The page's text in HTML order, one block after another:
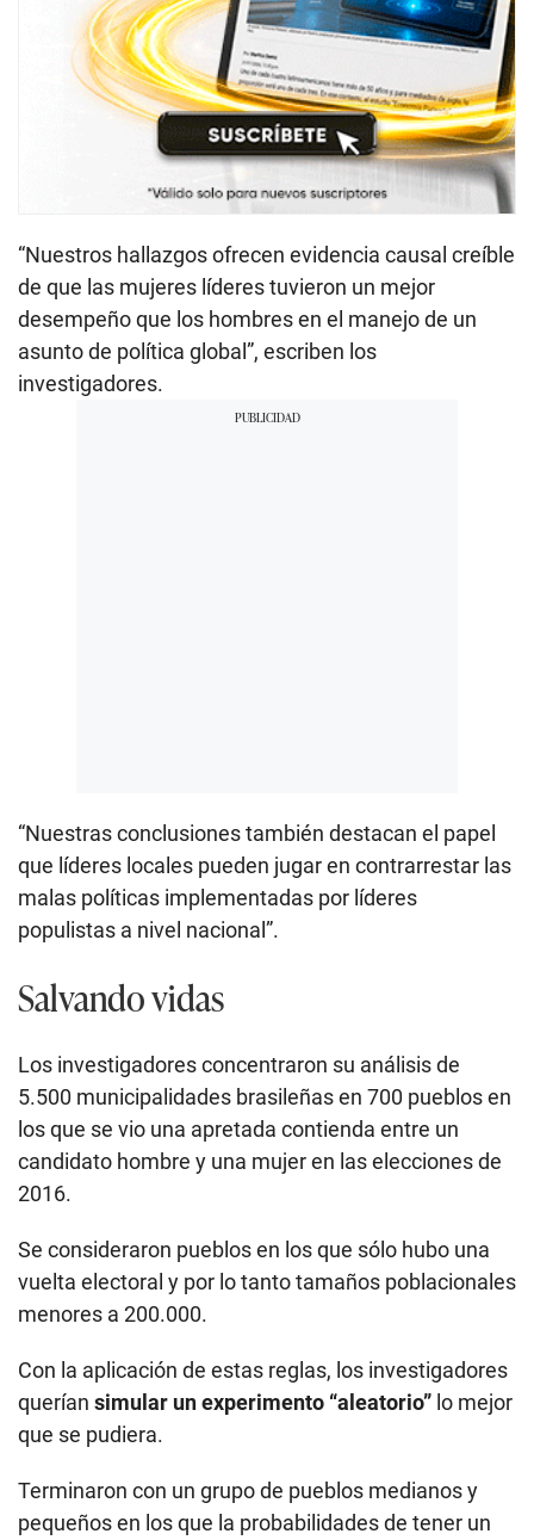
“Nuestros hallazgos ofrecen evidencia causal creíble
de que las mujeres líderes tuvieron un mejor
desempeño que los hombres en el manejo de un
asunto de política global”, escriben los
investigadores.
“Nuestras conclusiones también destacan el papel
que líderes locales pueden jugar en contrarrestar las
malas políticas implementadas por líderes
populistas a nivel nacional”.
Salvando vidas
Los investigadores concentraron su análisis de
5.500 municipalidades brasileñas en 700 pueblos en
los que se vio una apretada contienda entre un
candidato hombre y una mujer en las elecciones de
2016.
Se consideraron pueblos en los que sólo hubo una
vuelta electoral y por lo tanto tamaños poblacionales
menores a 200.000.
Con la aplicación de estas reglas, los investigadores
querían simular un experimento “aleatorio” lo mejor
que se pudiera.
Terminaron con un grupo de pueblos medianos y
pequeños en los que la probabilidades de tener un